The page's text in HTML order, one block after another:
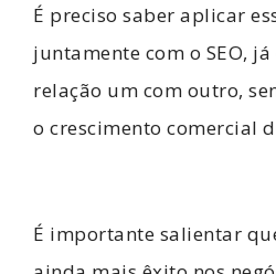
É preciso saber aplicar
juntamente com o SEO,
relação um com outro,
o crescimento comercial
É importante salientar